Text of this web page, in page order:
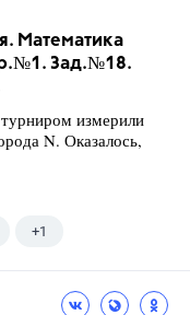
Математика
Зад.№18.
измерили
N. Оказалось,
+1